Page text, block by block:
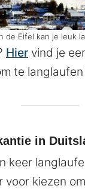
de Eifel kan je leuk
Hier vind je
te
in
keer
voor kiezen